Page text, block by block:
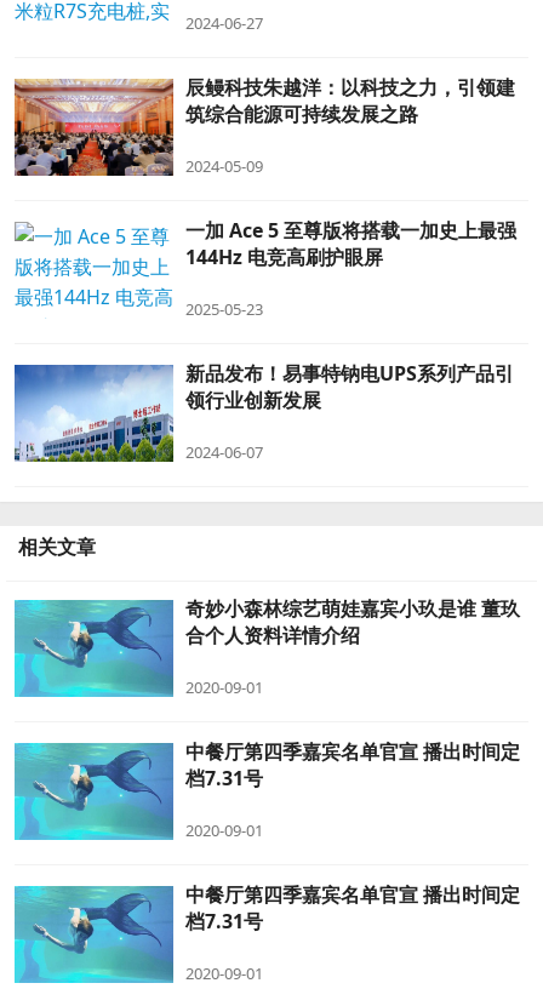
2024-06-27
辰鳗科技朱越洋：以科技之力，引领建
筑综合能源可持续发展之路
2024-05-09
一加 Ace 5 至尊版将搭载一加史上最强
144Hz 电竞高刷护眼屏
2025-05-23
新品发布！易事特钠电UPS系列产品引
领行业创新发展
2024-06-07
相关文章
奇妙小森林综艺萌娃嘉宾小玖是谁 董玖
合个人资料详情介绍
2020-09-01
中餐厅第四季嘉宾名单官宣 播出时间定
档7.31号
2020-09-01
中餐厅第四季嘉宾名单官宣 播出时间定
档7.31号
2020-09-01